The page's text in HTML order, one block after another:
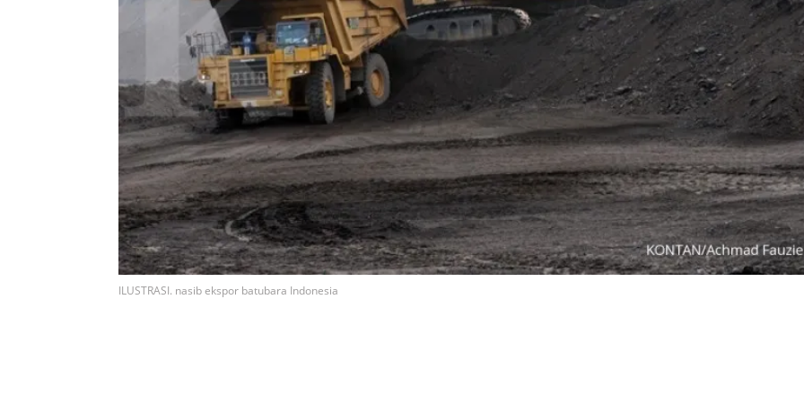
ILUSTRASI. nasib ekspor batubara Indonesia